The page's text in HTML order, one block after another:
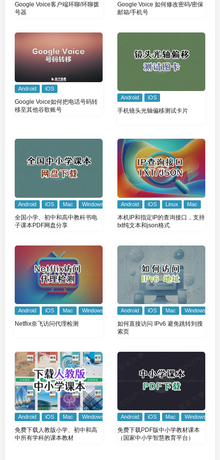
Google Voice客户端环聊/环聊拨
号器
Google Voice 如何修改密码/密保
邮箱/手机号
Android iOS
Google Voice如何把电话号码转
移至其他谷歌账号
Android iOS
手机镜头光轴偏移测试卡片
Android iOS Mac Windows
全国小学、初中和高中教科书电
子课本PDF网盘分享
Android iOS Linux Mac
本机IP和指定IP的查询接口，支持
txt纯文本和json格式
Android iOS Mac Windows
Netflix奈飞访问代理检测
Android iOS Mac Windows
如何直接访问 IPv6 避免跳转到搜
索页
Android iOS Mac Windows
免费下载人教版小学、初中和高
中所有学科的课本教材
Android iOS Mac Windows
免费下载PDF版中小学教材课本
（国家中小学智慧教育平台）